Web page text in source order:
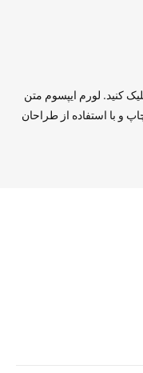
کنید. لورم ایپسوم متن
و با استفاده از طراحان